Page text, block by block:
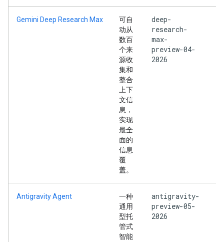
Gemini Deep Research Max
可自
动从
数百
个来
源收
集和
整合
上下
文信
息，
实现
最全
面的
信息
覆
盖。
deep-
research-
max-
preview-04-
2026
Antigravity Agent
一种
通用
型托
管式
智能
antigravity-
preview-05-
2026